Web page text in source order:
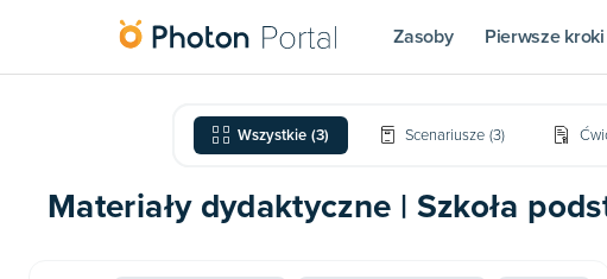
Zasoby Pierwsze kroki
Wszystkie (3) Scenariusze (3)
Materiały dydaktyczne | Szkoła